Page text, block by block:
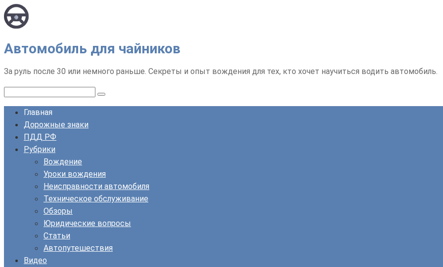
Перейти
к
Автомобиль для чайников
За руль после 30 или немного раньше. Секреты и опыт вождения для тех, кто хочет научиться водить автомобиль.
Поиск:
Главная
Дорожные знаки
ПДД РФ
Рубрики
Вождение
Уроки вождения
Неисправности автомобиля
Техническое обслуживание
Обзоры
Юридические вопросы
Статьи
Автопутешествия
Видео